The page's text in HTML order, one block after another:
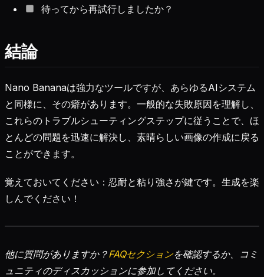
待ってから再試行しましたか？
結論
Nano Bananaは強力なツールですが、あらゆるAIシステム
と同様に、その癖があります。一般的な失敗原因を理解し、
これらのトラブルシューティングステップに従うことで、ほ
とんどの問題を迅速に解決し、素晴らしい画像の作成に戻る
ことができます。
覚えておいてください：忍耐と粘り強さが鍵です。生成を楽
しんでください！
他に質問がありますか？FAQセクションを確認するか、コミ
ュニティのディスカッションに参加してください。